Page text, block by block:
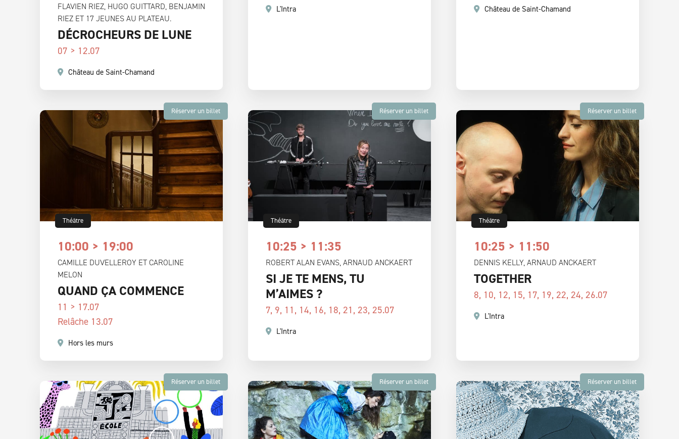
FLAVIEN RIEZ, HUGO GUITTARD, BENJAMIN
RIEZ ET 17 JEUNES AU PLATEAU.
DÉCROCHEURS DE LUNE
07 > 12.07
Château de Saint-Chamand
L'Intra Château de Saint-Chamand
Réserver un billet
10:00 > 19:00
CAMILLE DUVELLEROY ET CAROLINE
MELON
QUAND ÇA COMMENCE
Théâtre
11 > 17.07
Relâche 13.07
Hors les murs
Réserver un billet
10:25 > 11:35
ROBERT ALAN EVANS, ARNAUD ANCKAERT
SI JE TE MENS, TU
M’AIMES ?
Théâtre
7, 9, 11, 14, 16, 18, 21, 23, 25.07
L'Intra
Réserver un billet
10:25 > 11:50
DENNIS KELLY, ARNAUD ANCKAERT
TOGETHER
Théâtre
8, 10, 12, 15, 17, 19, 22, 24, 26.07
L'Intra
Réserver un billet Réserver un billet Réserver un billet